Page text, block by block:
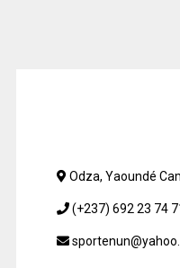
Odza, Yaoundé
(+237) 692 23 74